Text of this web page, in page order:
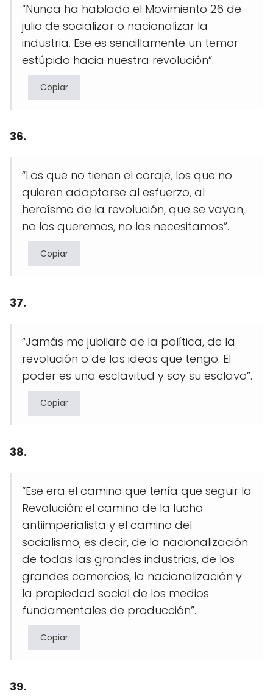
“Nunca ha hablado el Movimiento 26 de
julio de socializar o nacionalizar la
industria. Ese es sencillamente un temor
estúpido hacia nuestra revolución”.
Copiar
36.
“Los que no tienen el coraje, los que no
quieren adaptarse al esfuerzo, al
heroísmo de la revolución, que se vayan,
no los queremos, no los necesitamos”.
Copiar
37.
“Jamás me jubilaré de la política, de la
revolución o de las ideas que tengo. El
poder es una esclavitud y soy su esclavo”.
Copiar
38.
“Ese era el camino que tenía que seguir la
Revolución: el camino de la lucha
antiimperialista y el camino del
socialismo, es decir, de la nacionalización
de todas las grandes industrias, de los
grandes comercios, la nacionalización y
la propiedad social de los medios
fundamentales de producción”.
Copiar
39.